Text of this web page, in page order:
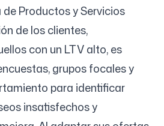
de Productos y Servicios
de los clientes,
con un LTV alto, es
grupos focales y
para identificar
insatisfechos y